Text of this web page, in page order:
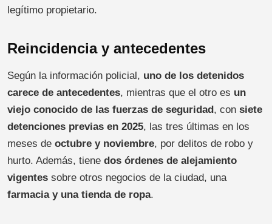
legítimo propietario.
Reincidencia y antecedentes
Según la información policial, uno de los detenidos
carece de antecedentes, mientras que el otro es un
viejo conocido de las fuerzas de seguridad , con siete
detenciones previas en 2025, las tres últimas en los
meses de octubre y noviembre, por delitos de robo y
hurto. Además, tiene dos órdenes de alejamiento
vigentes sobre otros negocios de la ciudad, una
farmacia y una tienda de ropa.